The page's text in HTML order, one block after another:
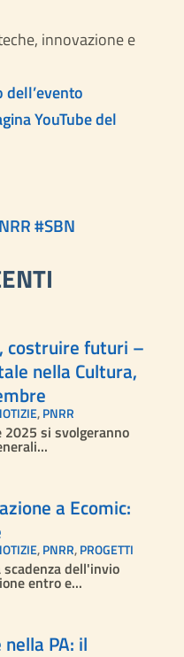
innovazione e
YouTube del
#SBN
costruire futuri –
nella Cultura,
,PNRR
si svolgeranno
a Ecomic:
,PNRR,PROGETTI
dell'invio
entro e...
PA: il